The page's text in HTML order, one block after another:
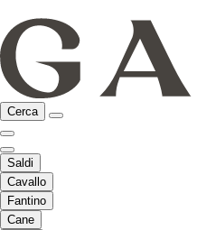
Cerca
Saldi
Cavallo
Fantino
Cane